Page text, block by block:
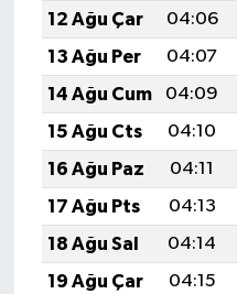
12 Ağu Çar
04:06
13 Ağu Per
04:07
14 Ağu Cum
04:09
15 Ağu Cts
04:10
16 Ağu Paz
04:11
17 Ağu Pts
04:13
18 Ağu Sal
04:14
19 Ağu Çar
04:15